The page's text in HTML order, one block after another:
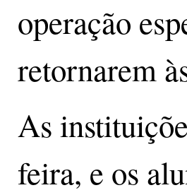
operação
retornarem
As
feira, e os